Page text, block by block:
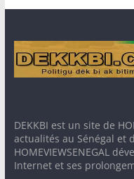
DEKKBI est un site de
actualités au Sénégal et
HOMEVIEWSENEGAL
Internet et ses